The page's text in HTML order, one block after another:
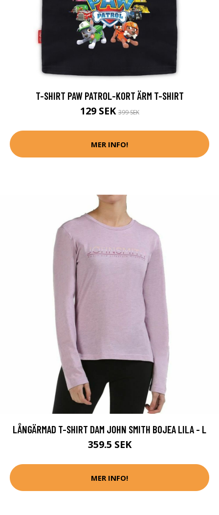
T-SHIRT PAW PATROL-KORT ÄRM T-SHIRT
129 SEK399 SEK
MER INFO!
LÅNGÄRMAD T-SHIRT DAM JOHN SMITH BOJEA LILA - L
359.5 SEK
MER INFO!